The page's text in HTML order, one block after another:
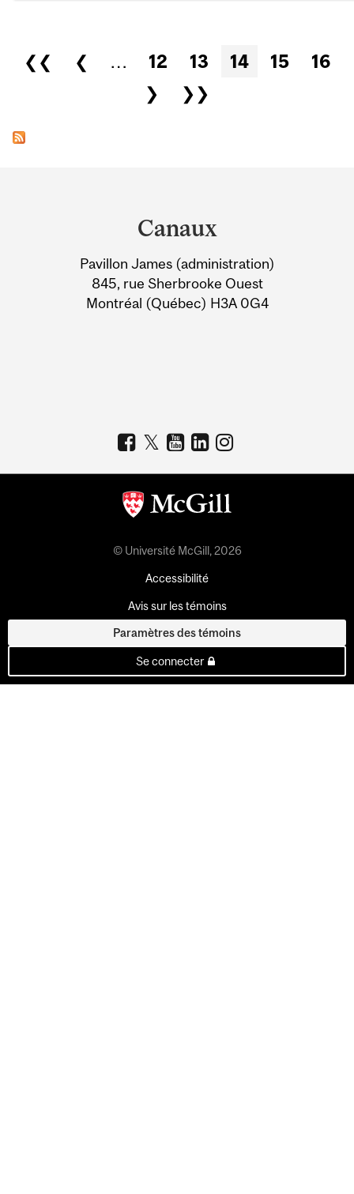
Pages
❮❮ ❮ … 12 13 14 15
16
❯
❯❯
Information
Canaux
Pavillon James (administration)
845, rue Sherbrooke Ouest
Montréal (Québec) H3A 0G4
© Université McGill, 2026
Accessibilité
Avis sur les témoins
Paramètres des témoins
Se connecter